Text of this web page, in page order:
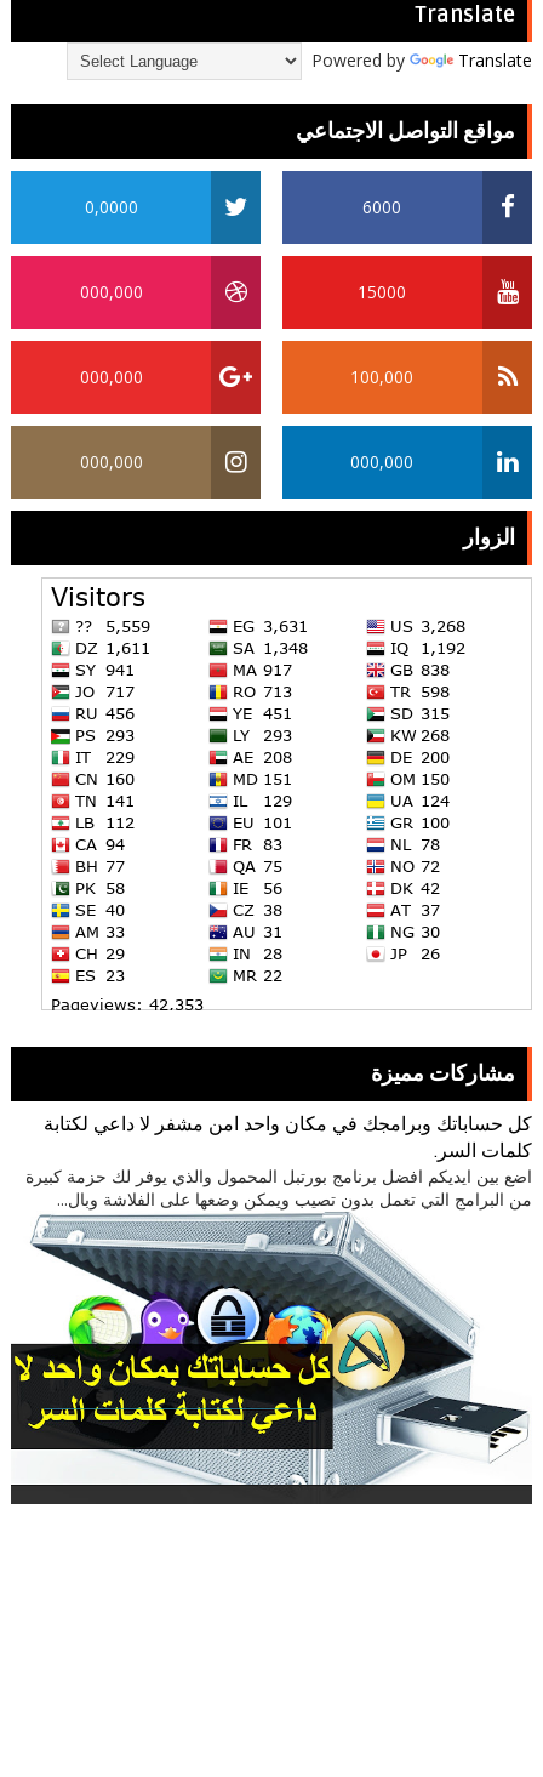
Translate
Powered by Translate
مواقع التواصل الاجتماعي
6000
0,0000
15000
000,000
100,000
000,000
000,000
000,000
الزوار
مشاركات مميزة
كل حساباتك وبرامجك في مكان واحد امن مشفر لا داعي لكتابة
كلمات السر.
اضع بين ايديكم افضل برنامج بورتبل المحمول والذي يوفر لك حزمة كبيرة
من البرامج التي تعمل بدون تصيب ويمكن وضعها على الفلاشة وبال...